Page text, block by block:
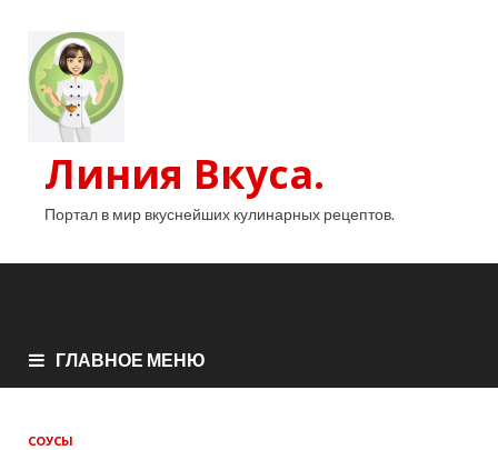
Линия Вкуса.
Портал в мир вкуснейших кулинарных рецептов.
ГЛАВНОЕ МЕНЮ
СОУСЫ